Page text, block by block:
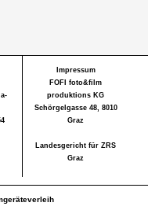
Impressum
FOFI foto&film
produktions KG
Schörgelgasse 48, 8010
Graz
Landesgericht für ZRS
Graz